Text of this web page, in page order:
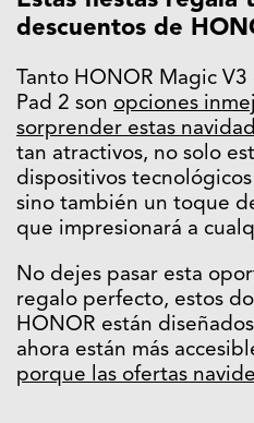
descuentos de
Tanto HONOR Magic
Pad 2 son opciones
sorprender estas
tan atractivos, no solo
dispositivos
sino también un toque
que impresionará a
No dejes pasar esta
regalo perfecto, estos
HONOR están
ahora están más
porque las ofertas